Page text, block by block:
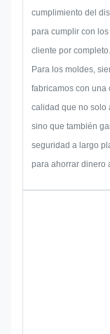
cumplimiento del
para cumplir con los
cliente por completo.
Para los moldes,
fabricamos con una
calidad que no solo
sino que también
seguridad a largo
para ahorrar dinero